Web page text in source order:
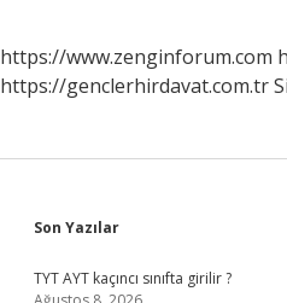
https://www.zenginforum.com
https://genclerhirdavat.com.tr
Sidebar
Son Yazılar
TYT AYT kaçıncı sınıfta girilir ?